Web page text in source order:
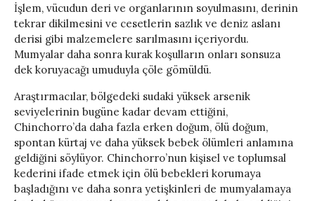
İşlem, vücudun deri ve organlarının soyulmasını, derinin
tekrar dikilmesini ve cesetlerin sazlık ve deniz aslanı
derisi gibi malzemelere sarılmasını içeriyordu.
Mumyalar daha sonra kurak koşulların onları sonsuza
dek koruyacağı umuduyla çöle gömüldü.
Araştırmacılar, bölgedeki sudaki yüksek arsenik
seviyelerinin bugüne kadar devam ettiğini,
Chinchorro’da daha fazla erken doğum, ölü doğum,
spontan kürtaj ve daha yüksek bebek ölümleri anlamına
geldiğini söylüyor. Chinchorro’nun kişisel ve toplumsal
kederini ifade etmek için ölü bebekleri korumaya
başladığını ve daha sonra yetişkinleri de mumyalamaya